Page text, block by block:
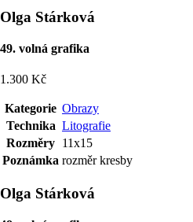
Olga Stárková
49. volná grafika
1.300 Kč
Kategorie Obrazy
Technika Litografie
Rozměry 11x15
Poznámka rozměr kresby
Olga Stárková